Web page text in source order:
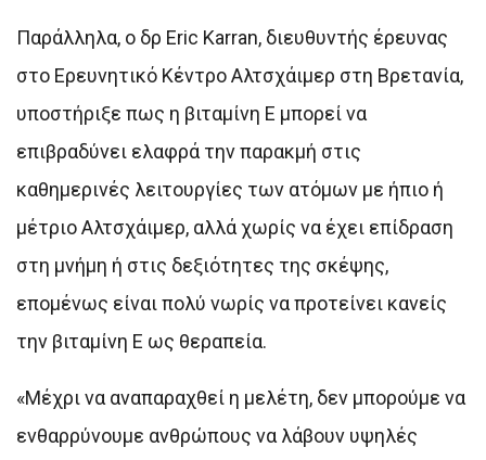
Παράλληλα, ο δρ Eric Karran, διευθυντής έρευνας
στο Ερευνητικό Κέντρο Αλτσχάιμερ στη Βρετανία,
υποστήριξε πως η βιταμίνη Ε μπορεί να
επιβραδύνει ελαφρά την παρακμή στις
καθημερινές λειτουργίες των ατόμων με ήπιο ή
μέτριο Αλτσχάιμερ, αλλά χωρίς να έχει επίδραση
στη μνήμη ή στις δεξιότητες της σκέψης,
επομένως είναι πολύ νωρίς να προτείνει κανείς
την βιταμίνη Ε ως θεραπεία.
«Μέχρι να αναπαραχθεί η μελέτη, δεν μπορούμε να
ενθαρρύνουμε ανθρώπους να λάβουν υψηλές